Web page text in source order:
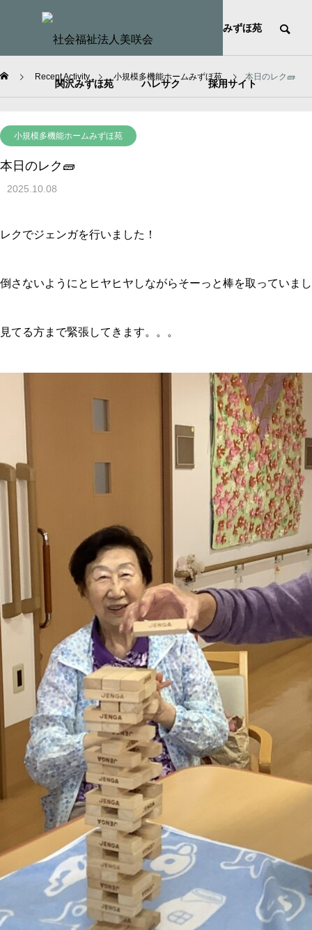
みずほ苑
関沢みずほ苑 ハレサク 採用サイト
Recent Activity 小規模多機能ホームみずほ苑 本日のレク🧱
小規模多機能ホームみずほ苑
本日のレク🧱
2025.10.08
レクでジェンガを行いました！
倒さないようにとヒヤヒヤしながらそーっと棒を取っていま
見てる方まで緊張してきます。。。